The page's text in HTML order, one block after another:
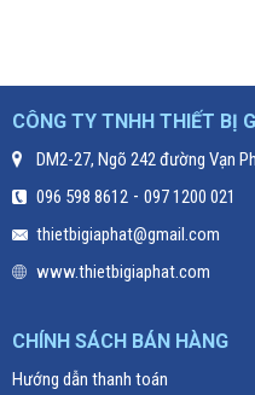
CÔNG TY TNHH THIẾT BỊ
DM2-27, Ngõ 242 đường Vạn
096 598 8612 - 097 1200 021
thietbigiaphat@gmail.com
www.thietbigiaphat.com
CHÍNH SÁCH BÁN HÀNG
Hướng dẫn thanh toán